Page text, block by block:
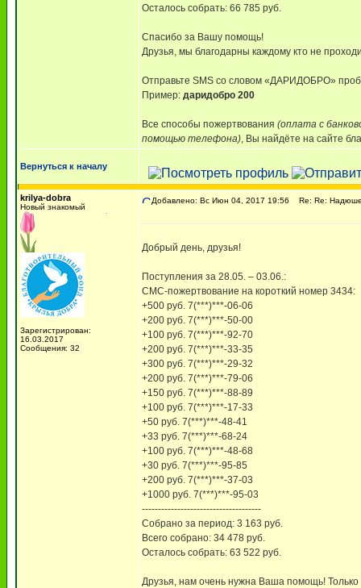
Осталось собрать: 66 785 руб.
Спасибо за Вашу помощь!
Друзья, мы благодарны каждому кто не
Отправьте SMS со словом «ДАРИДОБРО»
Пример: даридобро 200
Все способы пожертвования (оплата с
помощью телефона), Вы найдёте на сайте
Вернуться к началу
krilya-dobra
Новый знакомый
Зарегистрирован:
16.03.2017
Сообщения: 32
Добавлено: Вс Июн 04, 2017 19:56 Re: Re:
Добрый день, друзья!
Поступления за 28.05. – 03.06.:
СМС-пожертвование на короткий номер 3434:
+500 руб. 7(***)***-06-06
+200 руб. 7(***)***-50-00
+100 руб. 7(***)***-92-70
+200 руб. 7(***)***-33-35
+300 руб. 7(***)***-29-32
+200 руб. 7(***)***-79-06
+150 руб. 7(***)***-88-89
+100 руб. 7(***)***-17-33
+50 руб. 7(***)***-48-41
+33 руб. 7(***)***-68-24
+100 руб. 7(***)***-48-68
+30 руб. 7(***)***-95-85
+200 руб. 7(***)***-37-03
+1000 руб. 7(***)***-95-03
-------------------------------------
Собрано за период: 3 163 руб.
Всего собрано: 34 478 руб.
Осталось собрать: 63 522 руб.
Друзья, нам очень нужна Ваша помощь!